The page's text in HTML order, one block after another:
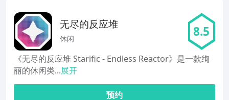
无尽的反应堆
休闲 8.5
《无尽的反应堆 Starific - Endless Reactor》是一款绚
丽的休闲类...展开
预约